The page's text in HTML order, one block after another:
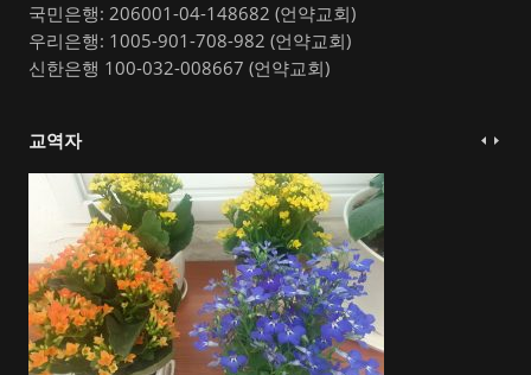
국민은행: 206001-04-148682 (언약교회)
우리은행: 1005-901-708-982 (언약교회)
신한은행 100-032-008667 (언약교회)
교역자